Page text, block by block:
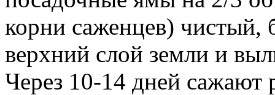
корни саженцев) чистый,
верхний слой земли и
Через 10-14 дней сажают